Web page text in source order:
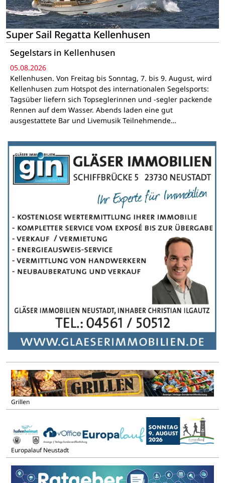
Super Sail Regatta Kellenhusen
Segelstars in Kellenhusen
05.08.2026
Kellenhusen. Von Freitag bis Sonntag, 7. bis 9. August, wird
Kellenhusen zum Hotspot des internationalen Segelsports:
Tagsüber liefern sich Topseglerinnen und -segler packende
Rennen auf dem Wasser. Abends laden eine gut
ausgestattete Bar und Livemusik Teilnehmende…
Grillen
Europalauf Neustadt